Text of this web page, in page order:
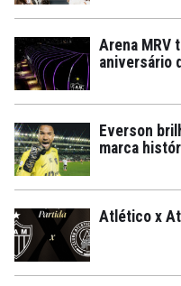
Arena MRV
aniversário
Everson
marca
Atlético x